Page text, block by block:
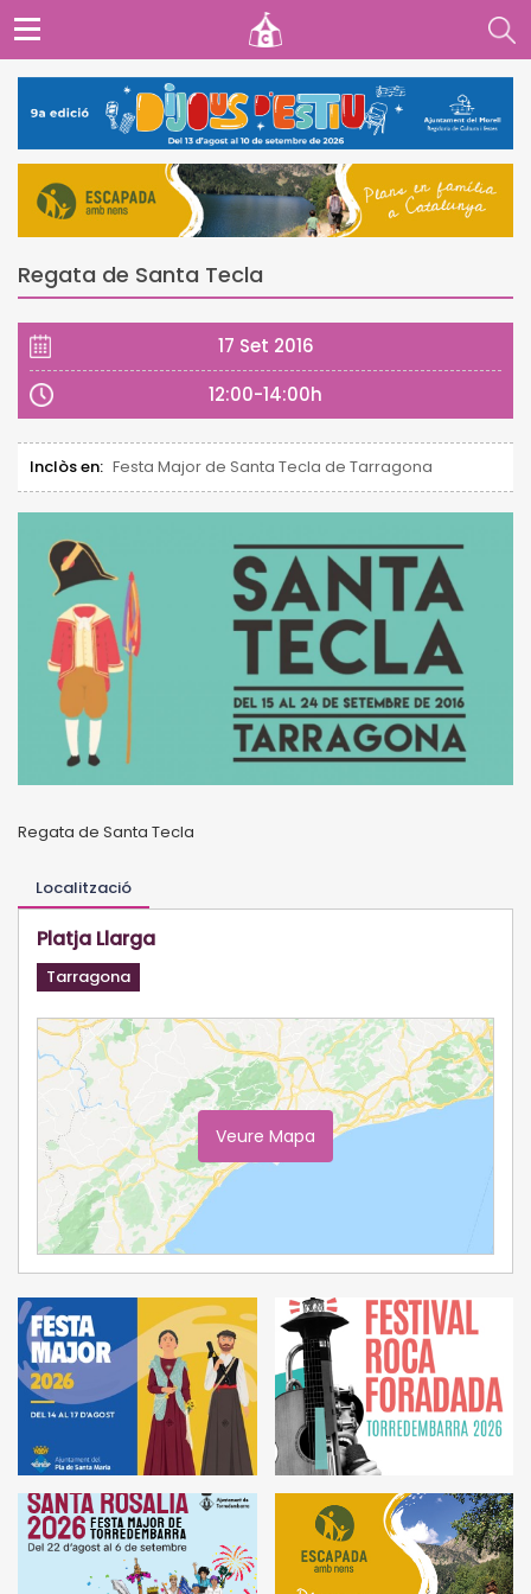
Regata de Santa Tecla
17 Set 2016
12:00-14:00h
Inclòs en: Festa Major de Santa Tecla de Tarragona
Regata de Santa Tecla
Localització
Platja Llarga
Tarragona
Veure Mapa